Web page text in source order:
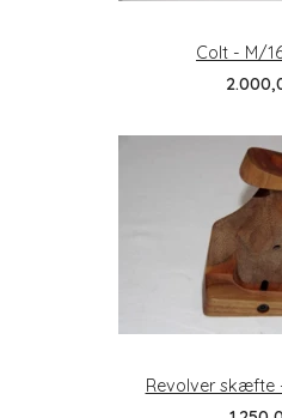
Colt - M/
Revolver skæfte